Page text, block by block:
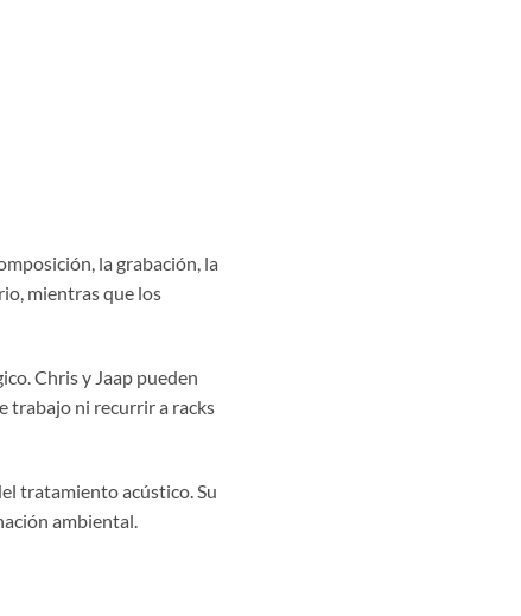
la grabación, la
mientras que los
Chris y Jaap pueden
trabajo ni recurrir a racks
tratamiento acústico. Su
ambiental.